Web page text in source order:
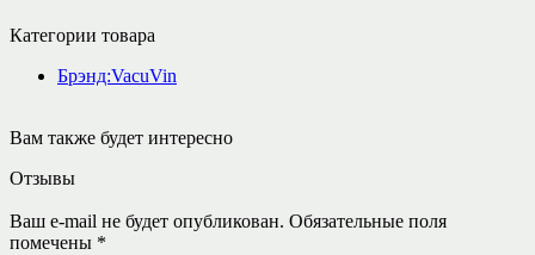
Категории товара
Брэнд:VacuVin
Вам также будет интересно
Отзывы
Ваш e-mail не будет опубликован. Обязательные поля
помечены *